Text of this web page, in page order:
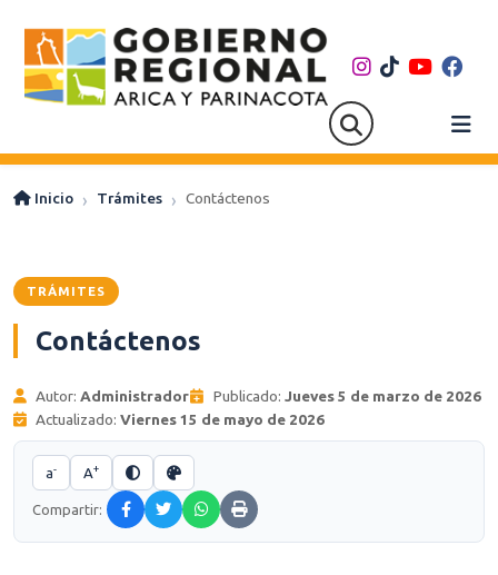
Inicio Trámites Contáctenos
TRÁMITES
Contáctenos
Autor: Administrador Publicado: Jueves 5 de marzo de 2026
Actualizado: Viernes 15 de mayo de 2026
a- A+
Compartir: